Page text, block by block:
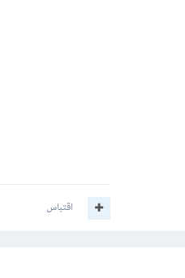
اقتباس